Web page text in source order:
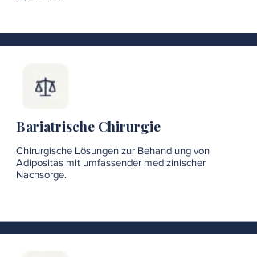
Bariatrische Chirurgie
Chirurgische Lösungen zur Behandlung von
Adipositas mit umfassender medizinischer
Nachsorge.